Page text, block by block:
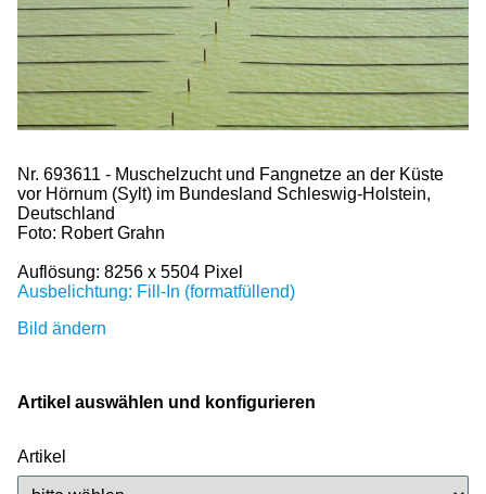
Nr. 693611 - Muschelzucht und Fangnetze an der Küste
vor Hörnum (Sylt) im Bundesland Schleswig-Holstein,
Deutschland
Foto: Robert Grahn
Auflösung: 8256 x 5504 Pixel
Ausbelichtung: Fill-In (formatfüllend)
Bild ändern
Artikel auswählen und konfigurieren
Artikel